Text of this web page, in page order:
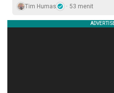
Tim Humas 53 menit